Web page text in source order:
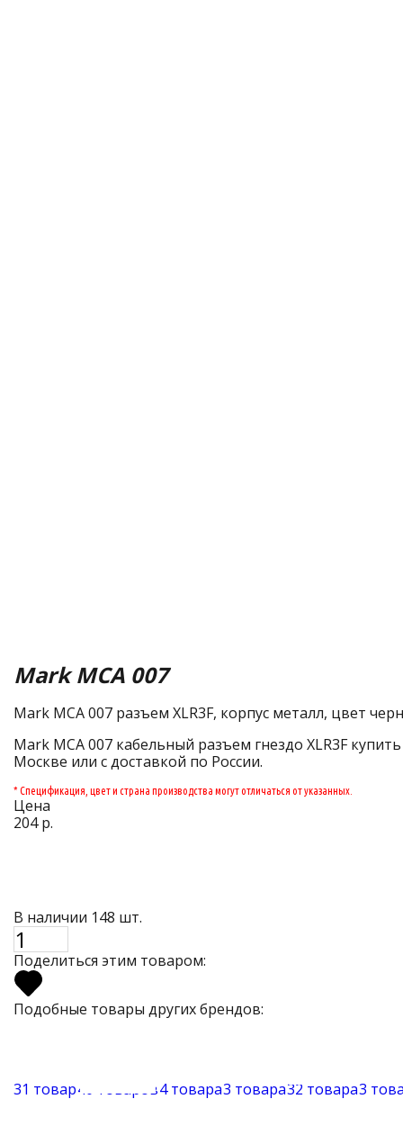
Mark MCA 007
Mark MCA 007 разъем XLR3F, корпус металл, цвет
Mark MCA 007 кабельный разъем гнездо XLR3F
Москве или с доставкой по России.
* Спецификация, цвет и страна производства могут отличаться от указанных.
Цена
204 р.
В наличии 148 шт.
Поделиться этим товаром:
Подобные товары других брендов:
31 товар40 товаров4 товара3 товара32 товара3